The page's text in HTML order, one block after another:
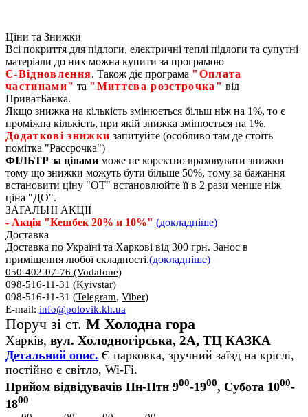
Ціни та Знижки
Всі покриття для підлоги, електричні теплі підлоги та супутні
матеріали до них можна купити за програмою
Є‑Відновлення. Також діє програма "Оплата
частинами" та "Миттєва розстрочка" від
ПриватБанка.
Якщо знижка на кількість змінюється більш ніж на 1%, то є
проміжна кількість, при якій знижка змінюється на 1%.
Додаткові знижки запитуйте (особливо там де стоїть
помітка "Рассрочка")
ФІЛЬТР за цінами може не коректно враховувати знижки
тому що знижки можуть бути більше 50%, тому за бажання
встановити ціну "ОТ" встановлюйте її в 2 рази менше ніж
ціна "ДО".
ЗАГАЛЬНІ АКЦІЇ
- Акція "Кешбек 20% и 10%" (докладніше)
Доставка
Доставка по Україні та Харкові від 300 грн. Занос в
приміщення любої складності.(докладніше)
050-402-07-76 (Vodafone)
098-516-11-31 (Kyivstar)
098-516-11-31 (Telegram, Viber)
E-mail: info@polovik.kh.ua
Поруч зі ст. М Холодна гора
Харків, вул. Холодногірська, 2А, ТЦ КАЗКА
Детальний опис. Є парковка, зручний заїзд на кріслі,
постійно є світло, Wi-Fi.
Прийом відвідувачів Пн-Птн 900-1900, Субота 1000-
1800